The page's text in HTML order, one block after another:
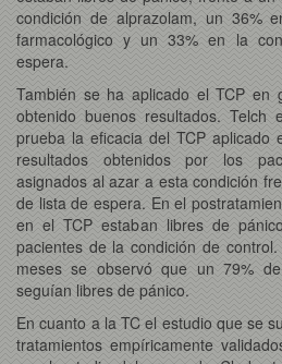
condición de alprazolam, un 36%
farmacológico y un 33% en la
espera.
También se ha aplicado el TCP en
obtenido buenos resultados. Telch
prueba la eficacia del TCP aplicado
resultados obtenidos por los
asignados al azar a esta condición
de lista de espera. En el
en el TCP estaban libres de
pacientes de la condición de
meses se observó que un 79%
seguían libres de pánico.
En cuanto a la TC el estudio que se
tratamientos empíricamente